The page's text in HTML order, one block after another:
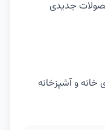
جدیدی
خانه و آشپزخانه